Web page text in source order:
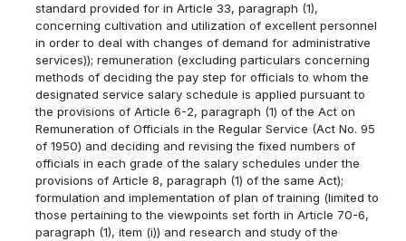
standard provided for in Article 33, paragraph (1),
concerning cultivation and utilization of excellent personnel
in order to deal with changes of demand for administrative
services)); remuneration (excluding particulars concerning
methods of deciding the pay step for officials to whom the
designated service salary schedule is applied pursuant to
the provisions of Article 6-2, paragraph (1) of the Act on
Remuneration of Officials in the Regular Service (Act No. 95
of 1950) and deciding and revising the fixed numbers of
officials in each grade of the salary schedules under the
provisions of Article 8, paragraph (1) of the same Act);
formulation and implementation of plan of training (limited to
those pertaining to the viewpoints set forth in Article 70-6,
paragraph (1), item (i)) and research and study of the